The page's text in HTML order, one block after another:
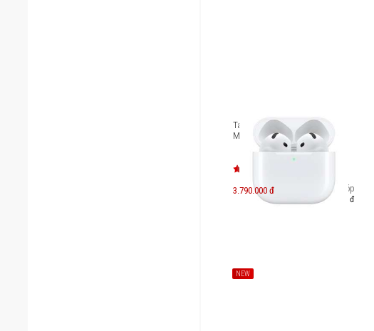
Tai nghe Apple AirPods 4
MXP63ZP/A
3.790.000 đ
Trả góp
654.000 đ
NEW